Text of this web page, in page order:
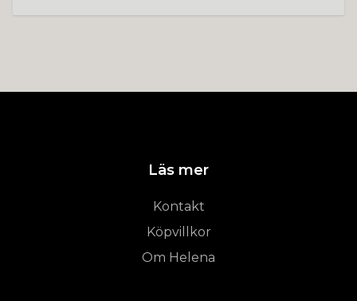
Läs mer
Kontakt
Köpvillkor
Om Helena